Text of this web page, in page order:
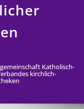
Katholisch-
kirchlich-